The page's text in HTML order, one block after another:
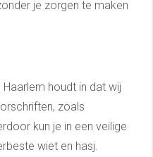
je zorgen te maken
houdt in dat wij
zoals
kun je in een veilige
wiet en hasj.